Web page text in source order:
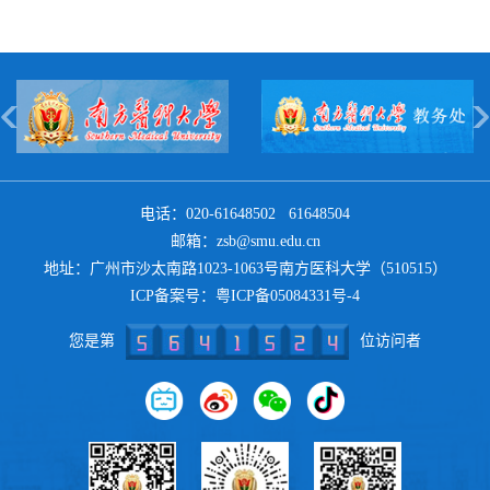
电话：020-61648502 61648504
邮箱：zsb@smu.edu.cn
地址：广州市沙太南路1023-1063号南方医科大学（510515）
ICP备案号： 粤ICP备05084331号-4
您是第 位访问者